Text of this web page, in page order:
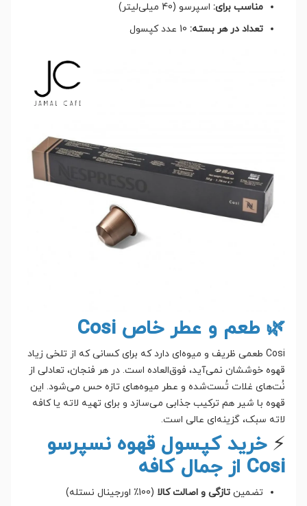
مناسب برای: اسپرسو (40 میلی‌لیتر)
تعداد در هر بسته:
🌿 طعم و عطر خاص Cosi
Cosi طعمی ظریف و میوه‌ای دارد که برای کسانی که از تلخی زیاد
قهوه خوششان نمی‌آید، فوق‌العاده است. در هر فنجان، تعادلی از
نُت‌های غلات تُست‌شده و عطر میوه‌های تازه حس می‌شود. این
قهوه با شیر هم ترکیب جذابی می‌سازد و برای تهیه لاته یا کافه
لاته سبک، گزینه‌ای عالی است.
⚡خرید کپسول قهوه نسپرسو
Cosi از جمال کافه
تضمین تازگی و اصالت کالا (100٪ اورجینال نستله)